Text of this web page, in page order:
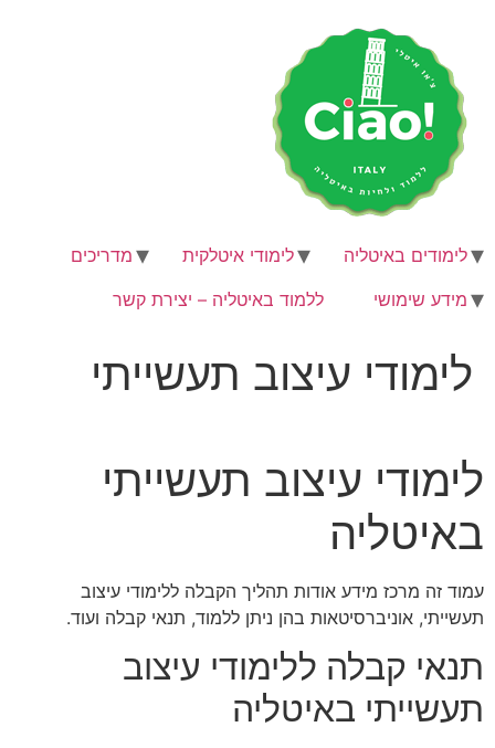
לימודים באיטליה לימודי איטלקית
מדריכים
מידע שימושי
ללמוד באיטליה – יצירת קשר
לימודי עיצוב תעשייתי
לימודי עיצוב תעשייתי
באיטליה
עמוד זה מרכז מידע אודות תהליך הקבלה ללימודי עיצוב
תעשייתי, אוניברסיטאות בהן ניתן ללמוד, תנאי קבלה ועוד.
תנאי קבלה ללימודי עיצוב
תעשייתי באיטליה